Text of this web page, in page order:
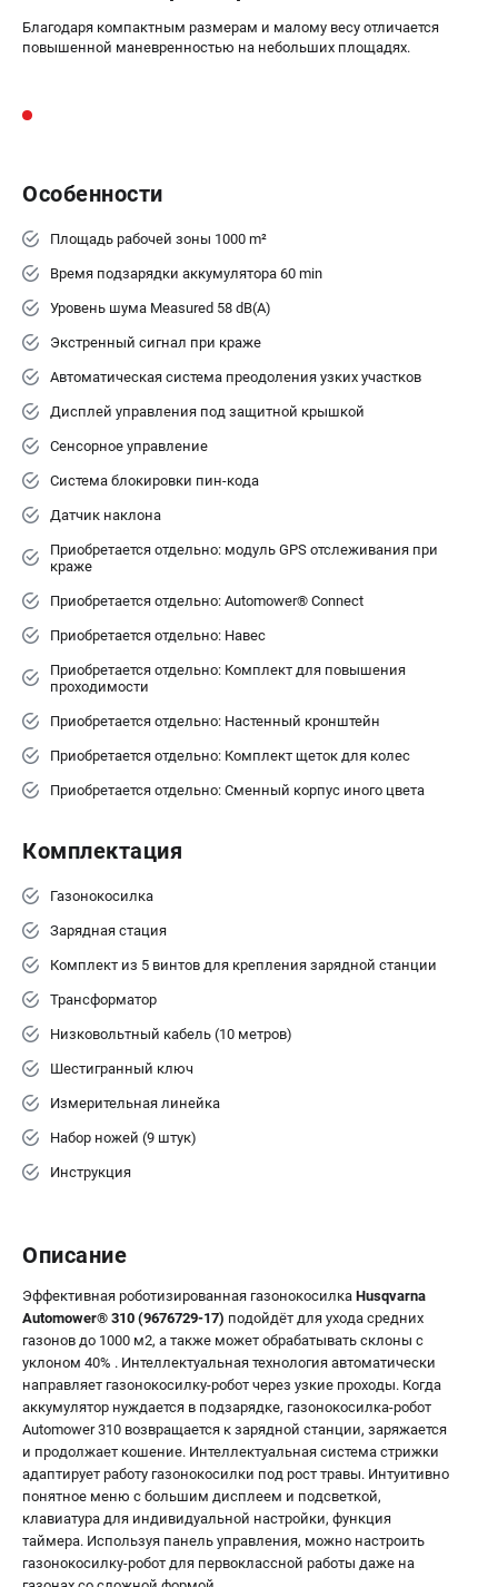
ТЕЛЕФОН (САНКТ-ПЕТЕРБУРГ)
вс - выходной
ЗАКАЗ ЗАПЧАСТЕЙ
zakaz@hustorg.ru
Благодаря компактным размерам и малому весу отличается
повышенной маневренностью на небольших площадях.
Особенности
Площадь рабочей зоны 1000 m²
Время подзарядки аккумулятора 60 min
Уровень шума Measured 58 dB(A)
Экстренный сигнал при краже
Автоматическая система преодоления узких участков
Дисплей управления под защитной крышкой
Сенсорное управление
Система блокировки пин-кода
Датчик наклона
Приобретается отдельно: модуль GPS отслеживания при
краже
Приобретается отдельно: Automower® Connect
Приобретается отдельно: Навес
Приобретается отдельно: Комплект для повышения
проходимости
Приобретается отдельно: Настенный кронштейн
Приобретается отдельно: Комплект щеток для колес
Приобретается отдельно: Сменный корпус иного цвета
Комплектация
Газонокосилка
Зарядная стация
Комплект из 5 винтов для крепления зарядной станции
Трансформатор
Низковольтный кабель (10 метров)
Шестигранный ключ
Измерительная линейка
Набор ножей (9 штук)
Инструкция
Описание
Эффективная роботизированная газонокосилка Husqvarna
Automower® 310 (9676729-17) подойдёт для ухода средних
газонов до 1000 м2, а также может обрабатывать склоны с
уклоном 40% . Интеллектуальная технология автоматически
направляет газонокосилку-робот через узкие проходы. Когда
аккумулятор нуждается в подзарядке, газонокосилка-робот
Automower 310 возвращается к зарядной станции, заряжается
и продолжает кошение. Интеллектуальная система стрижки
адаптирует работу газонокосилки под рост травы. Интуитивно
понятное меню с большим дисплеем и подсветкой,
клавиатура для индивидуальной настройки, функция
таймера. Используя панель управления, можно настроить
газонокосилку-робот для первоклассной работы даже на